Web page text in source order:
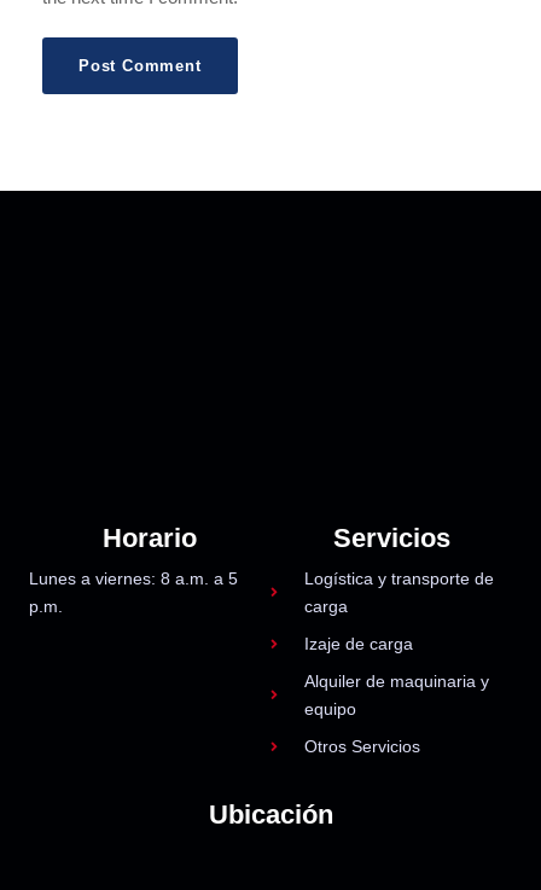
Horario
Lunes a viernes: 8 a.m. a 5
p.m.
Servicios
Logística y transporte de
carga
Izaje de carga
Alquiler de maquinaria y
equipo
Otros Servicios
Ubicación